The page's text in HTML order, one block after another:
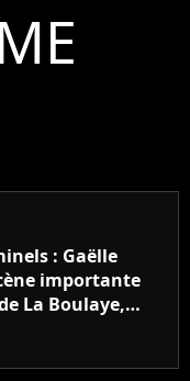
: Gaëlle
importante
La Boulaye,